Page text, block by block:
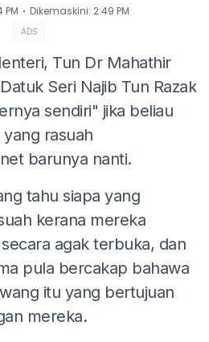
PM ⋅ Dikemaskini: 2:49 PM
ADS
Tun Dr Mahathir
Seri Najib Tun Razak
sendiri" jika beliau
rasuah
barunya nanti.
tahu siapa yang
kerana mereka
agak terbuka, dan
pula bercakap bahawa
itu yang bertujuan
mereka.